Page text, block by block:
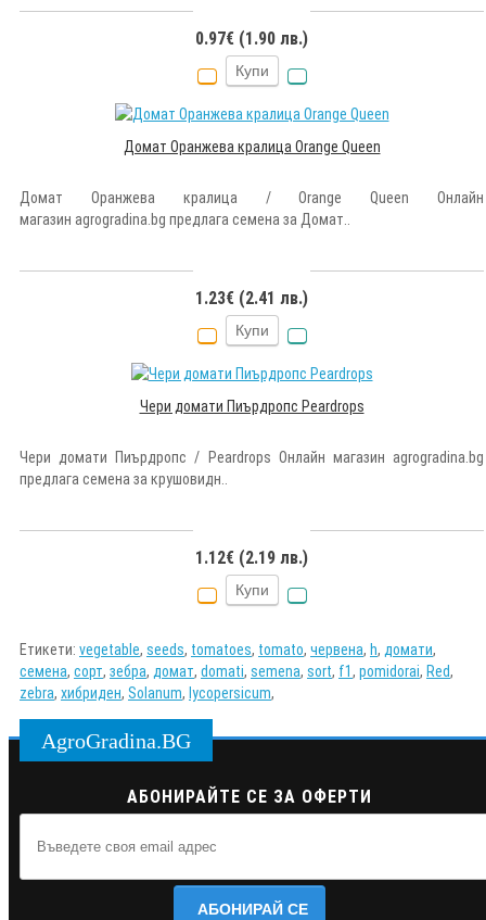
0.97€ (1.90 лв.)
Купи
Домат Оранжева кралица Orange Queen
Домат Оранжева кралица / Orange Queen Онлайн
магазин agrogradina.bg предлага семена за Домат..
1.23€ (2.41 лв.)
Купи
Чери домати Пиърдропс Peardrops
Чери домати Пиърдропс / Peardrops Онлайн магазин agrogradina.bg
предлага семена за крушовидн..
1.12€ (2.19 лв.)
Купи
Етикети: vegetable, seeds, tomatoes, tomato, червена, h, домати,
семена, сорт, зебра, домат, domati, semena, sort, f1, pomidorai, Red,
zebra, хибриден, Solanum, lycopersicum,
AgroGradina.BG
АБОНИРАЙТЕ СЕ ЗА ОФЕРТИ
АБОНИРАЙ СЕ